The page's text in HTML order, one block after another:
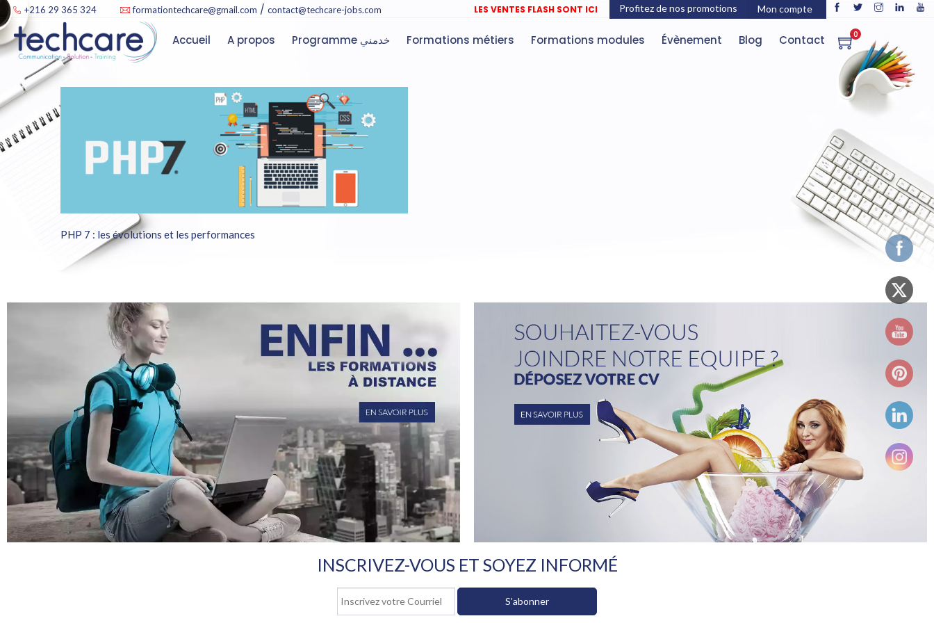
+216 29 365 324 formationtechcare@gmail.com / contact@techcare-jobs.com Mon compte
LES VENTES FLASH SONT ICI
Accueil A propos Formations métiers Formations modules Évènement Blog Contact
Profitez de nos promotions
0
PHP 7 : les évolutions et les performances
INSCRIVEZ-VOUS ET SOYEZ INFORMÉ